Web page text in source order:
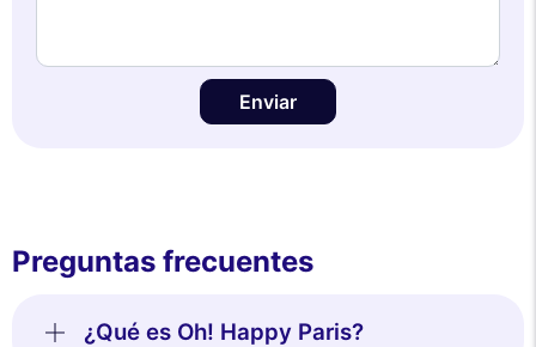
Enviar
Preguntas frecuentes
¿Qué es Oh! Happy Paris?